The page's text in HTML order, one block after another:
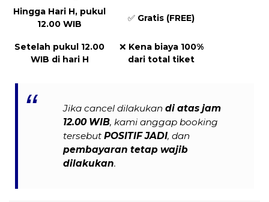
Hingga Hari H, pukul
12.00 WIB
✅ Gratis (FREE)
Setelah pukul 12.00
WIB di hari H
❌ Kena biaya 100%
dari total tiket
Jika cancel dilakukandi atas jam
12.00 WIB, kami anggap booking
tersebutPOSITIF JADI, dan
pembayaran tetap wajib
dilakukan.